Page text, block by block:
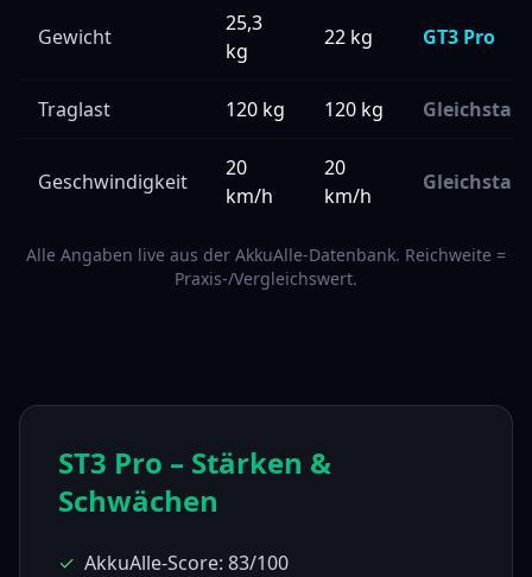
Gewicht
25,3
kg
22 kg GT3 Pro
Traglast 120 kg 120 kg
Geschwindigkeit
20
km/h
20
km/h
Alle Angaben live aus der AkkuAlle-Datenbank. Reichweite =
Praxis-/Vergleichswert.
ST3 Pro – Stärken &
Schwächen
✓ AkkuAlle-Score: 83/100